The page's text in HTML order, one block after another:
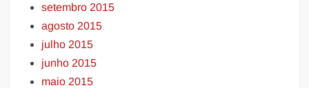
setembro 2015
agosto 2015
julho 2015
junho 2015
maio 2015